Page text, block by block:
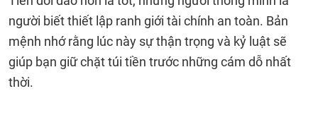
người biết thiết lập ranh giới tài chính an toàn. Bản
mệnh nhớ rằng lúc này sự thận trọng và kỷ luật sẽ
giúp bạn giữ chặt túi tiền trước những cám dỗ nhất
thời.